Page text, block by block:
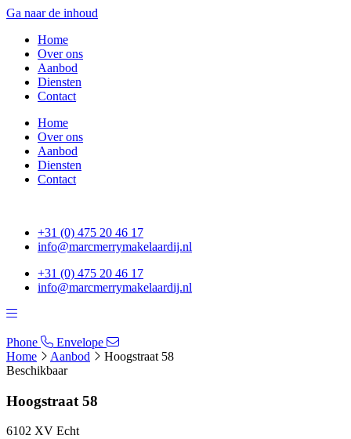
Ga naar de inhoud
Home
Over ons
Aanbod
Diensten
Contact
Home
Over ons
Aanbod
Diensten
Contact
+31 (0) 475 20 46 17
info@marcmerrymakelaardij.nl
+31 (0) 475 20 46 17
info@marcmerrymakelaardij.nl
Phone
Envelope
Home
Aanbod
Hoogstraat 58
Beschikbaar
Hoogstraat 58
6102 XV Echt